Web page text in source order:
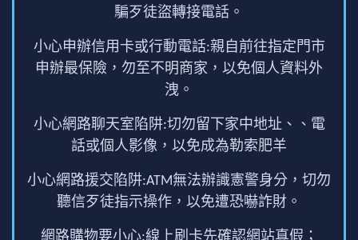
騙歹徒盜轉接電話。
小心申辦信用卡或行動電話:親自前往指定門市
申辦最保險，勿至不明商家，以免個人資料外
洩。
小心網路聊天室陷阱:切勿留下家中地址、、電
話或個人影像，以免成為勒索肥羊
小心網路援交陷阱:ATM無法辦識憲警身分，切勿
聽信歹徒指示操作，以免遭恐嚇詐財。